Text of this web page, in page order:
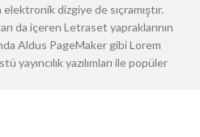
dizgiye de sıçramıştır.
da içeren Letraset yapraklarının
Aldus PageMaker gibi Lorem
yayıncılık yazılımları ile popüler